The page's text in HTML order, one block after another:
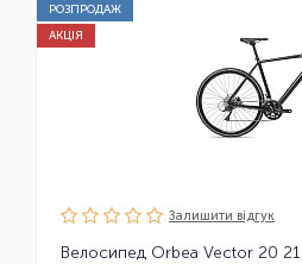
РОЗПРОДАЖ
АКЦІЯ
Залишити вiдгук
Велосипед Orbea Vector 20 21